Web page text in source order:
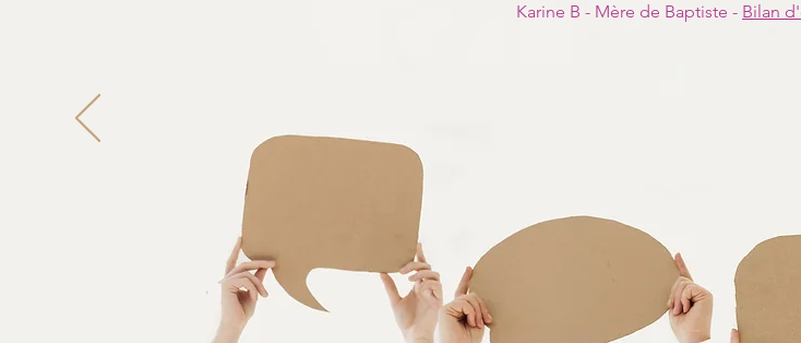
Karine B - Mère de Baptiste - Bilan